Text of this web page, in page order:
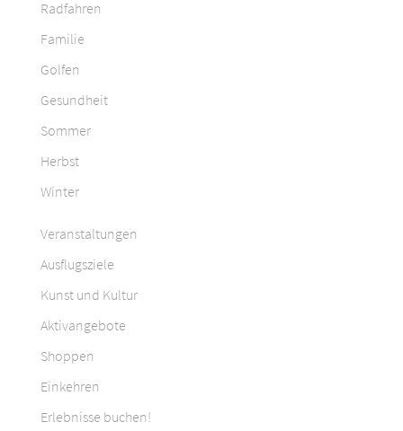
Radfahren
Familie
Golfen
Gesundheit
Sommer
Herbst
Winter
Veranstaltungen
Ausflugsziele
Kunst und Kultur
Aktivangebote
Shoppen
Einkehren
Erlebnisse buchen!